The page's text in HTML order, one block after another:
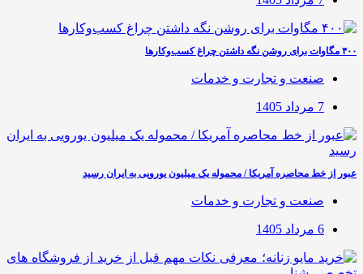
۴۰۰ مگاوات برای روشن نگه داشتن چراغ کسب‌وکار‌ها
صنعت و تجارت و خدمات
7 مرداد 1405
عبور از خط محاصره آمریکا / محموله یک میلیون یورویی به ایران رسید
صنعت و تجارت و خدمات
6 مرداد 1405